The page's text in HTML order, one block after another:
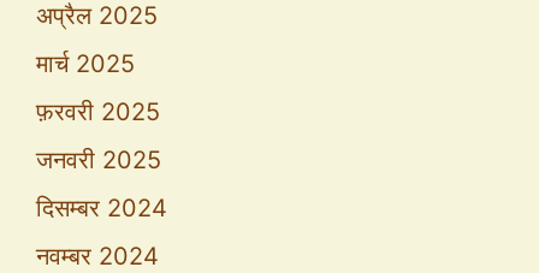
अप्रैल 2025
मार्च 2025
फ़रवरी 2025
जनवरी 2025
दिसम्बर 2024
नवम्बर 2024